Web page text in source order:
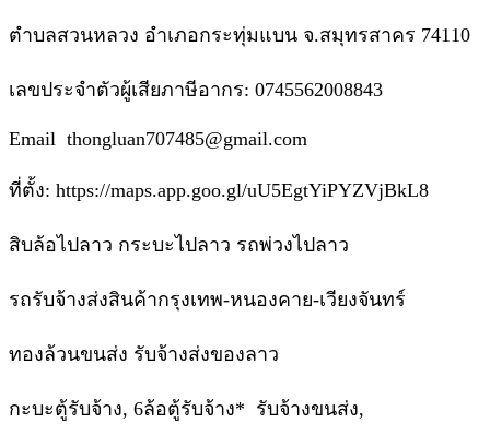
ตำบลสวนหลวง อำเภอกระทุ่มแบน จ.สมุทรสาคร 74110
เลขประจำตัวผู้เสียภาษีอากร: 0745562008843
Email thongluan707485@gmail.com
ที่ตั้ง: https://maps.app.goo.gl/uU5EgtYiPYZVjBkL8
สิบล้อไปลาว กระบะไปลาว รถพ่วงไปลาว
รถรับจ้างส่งสินค้ากรุงเทพ-หนองคาย-เวียงจันทร์
ทองล้วนขนส่ง รับจ้างส่งของลาว
กะบะตู้รับจ้าง, 6ล้อตู้รับจ้าง* รับจ้างขนส่ง,